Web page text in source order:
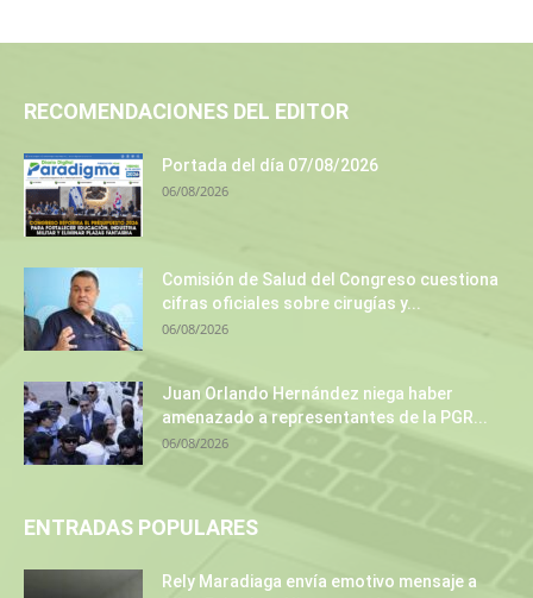
RECOMENDACIONES DEL EDITOR
Portada del día 07/08/2026
06/08/2026
Comisión de Salud del Congreso cuestiona
cifras oficiales sobre cirugías y...
06/08/2026
Juan Orlando Hernández niega haber
amenazado a representantes de la PGR...
06/08/2026
ENTRADAS POPULARES
Rely Maradiaga envía emotivo mensaje a